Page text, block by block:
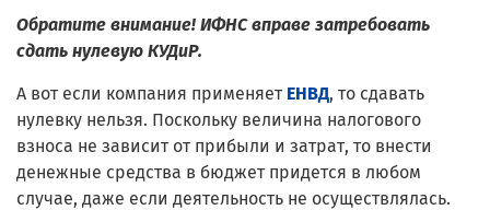
Обратите внимание! ИФНС вправе затребовать
сдать нулевую КУДиР.
А вот если компания применяет ЕНВД, то сдавать
нулевку нельзя. Поскольку величина налогового
взноса не зависит от прибыли и затрат, то внести
денежные средства в бюджет придется в любом
случае, даже если деятельность не осуществлялась.